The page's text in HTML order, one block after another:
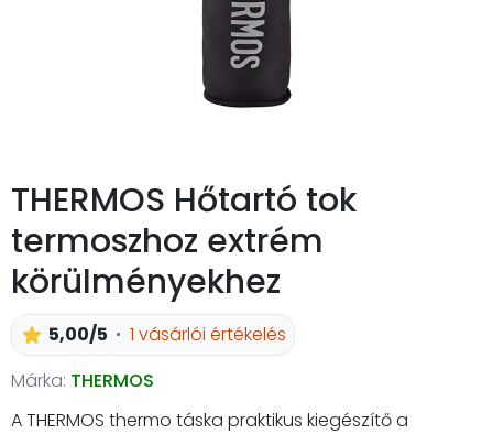
THERMOS Hőtartó tok
termoszhoz extrém
körülményekhez
5,00/5
1 vásárlói értékelés
Márka: THERMOS
A THERMOS thermo táska praktikus kiegészítő a